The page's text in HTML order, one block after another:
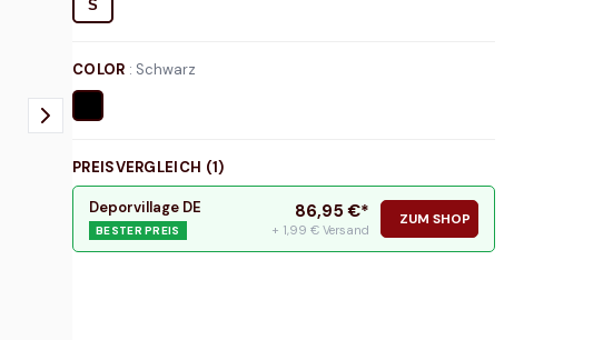
S
COLOR : Schwarz
PREISVERGLEICH (1)
Deporvillage DE
BESTER PREIS
86,95 €*
+ 1,99 € Versand
ZUM SHOP